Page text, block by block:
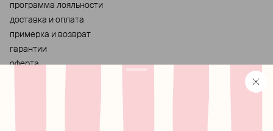
программа лояльности
доставка и оплата
примерка и возврат
гарантии
оферта